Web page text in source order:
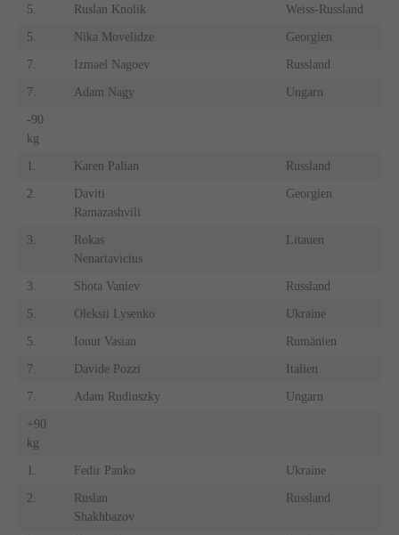
5. Ruslan Knolik Weiss-Russland
5. Nika Movelidze Georgien
7. Izmael Nagoev Russland
7. Adam Nagy Ungarn
-90
kg
1. Karen Palian Russland
2.
Daviti
Ramazashvili
Georgien
3.
Rokas
Nenartavicius
Litauen
3. Shota Vaniev Russland
5. Oleksii Lysenko Ukraine
5. Ionut Vasian Rumänien
7. Davide Pozzi Italien
7. Adam Rudinszky Ungarn
+90
kg
1. Fedir Panko Ukraine
2.
Ruslan
Shakhbazov
Russland